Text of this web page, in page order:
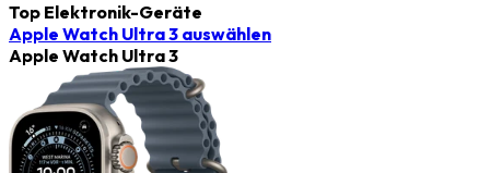
Top Elektronik-Geräte
Apple Watch Ultra 3 auswählen
Apple Watch Ultra 3